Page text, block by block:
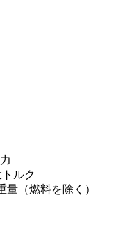
ルク
量（燃料を除く）